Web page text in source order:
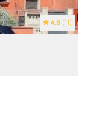
4.8 (11)